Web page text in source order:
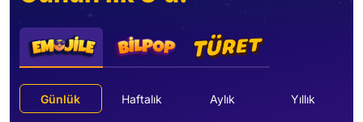
Günlük Haftalık Aylık Yıllık